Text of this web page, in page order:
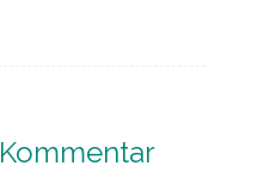
Kommentar